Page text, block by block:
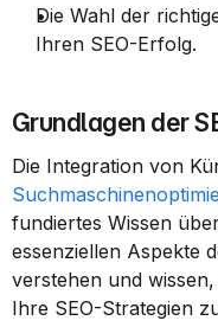
Die Wahl der
Ihren SEO-Erfolg.
Grundlagen der
fundiertes Wissen
essenziellen Aspekte
verstehen und
Ihre SEO-Strategien